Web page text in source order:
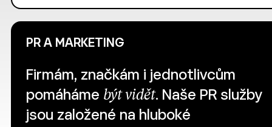
PR A MARKETING
Firmám, značkám i jednotlivcům
pomáháme být vidět. Naše PR služby
jsou založené na hluboké